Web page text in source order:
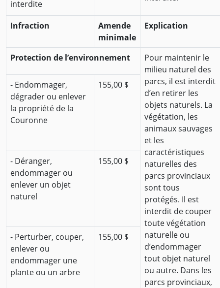
interdite
Infraction
Amende
minimale
Explication
Protection de l’environnement
Pour maintenir le
milieu naturel des
parcs, il est interdit
d’en retirer les
objets naturels. La
végétation, les
animaux sauvages
et les
caractéristiques
naturelles des
parcs provinciaux
sont tous
protégés. Il est
interdit de couper
toute végétation
naturelle ou
d’endommager
tout objet naturel
ou autre. Dans les
parcs provinciaux,
- Endommager,
dégrader ou enlever
la propriété de la
Couronne
155,00 $
- Déranger,
endommager ou
enlever un objet
naturel
155,00 $
- Perturber, couper,
enlever ou
endommager une
plante ou un arbre
155,00 $